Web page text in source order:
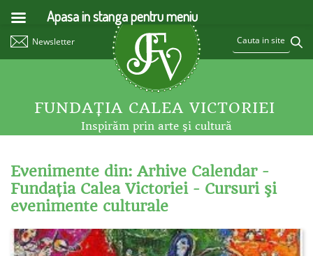
Newsletter
FUNDAŢIA CALEA VICTORIEI
Inspirăm prin arte şi cultură
Evenimente din: Arhive Calendar -
Fundaţia Calea Victoriei - Cursuri şi
evenimente culturale
Apasa in stanga pentru meniu